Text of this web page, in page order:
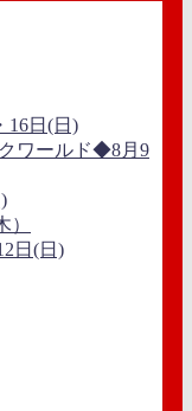
16日(日)
ワールド◆8月9
日(日)